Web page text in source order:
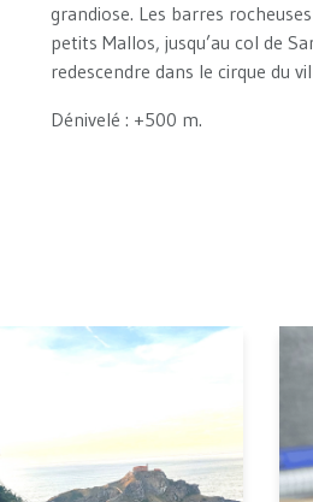
grandiose. Les barres
petits Mallos, jusqu’au col de
redescendre dans le cirque du
Dénivelé : +500 m.